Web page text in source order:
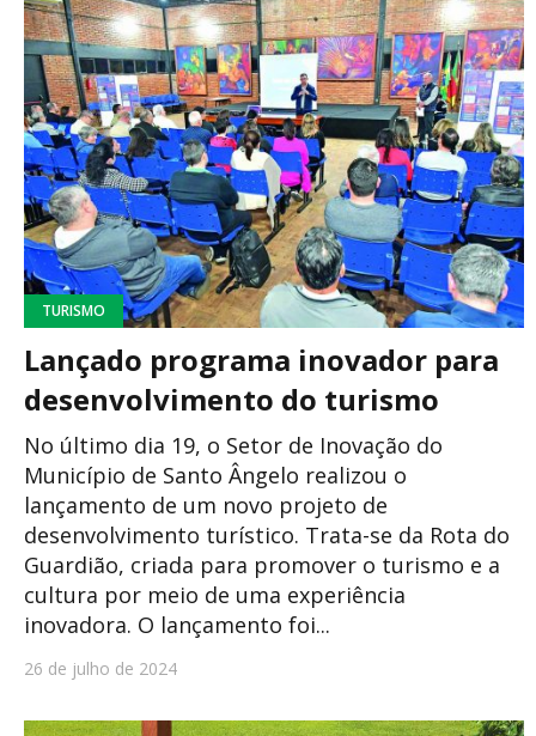
TURISMO
Lançado programa inovador para
desenvolvimento do turismo
No último dia 19, o Setor de Inovação do
Município de Santo Ângelo realizou o
lançamento de um novo projeto de
desenvolvimento turístico. Trata-se da Rota do
Guardião, criada para promover o turismo e a
cultura por meio de uma experiência
inovadora. O lançamento foi...
26 de julho de 2024